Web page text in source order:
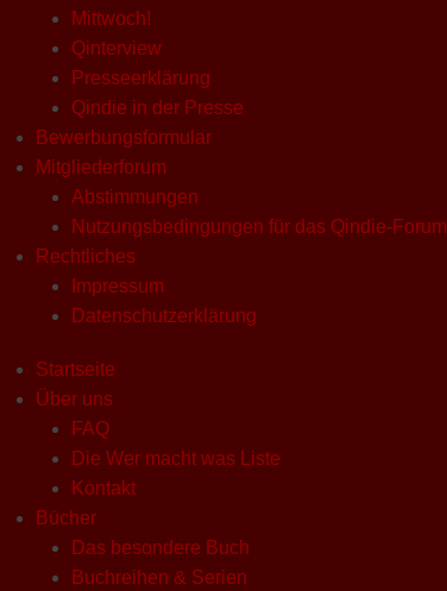
Mittwoch!
Qinterview
Presseerklärung
Qindie in der Presse
Bewerbungsformular
Mitgliederforum
Abstimmungen
Nutzungsbedingungen für das Qindie-Forum
Rechtliches
Impressum
Datenschutzerklärung
Startseite
Über uns
FAQ
Die Wer macht was Liste
Kontakt
Bücher
Das besondere Buch
Buchreihen & Serien